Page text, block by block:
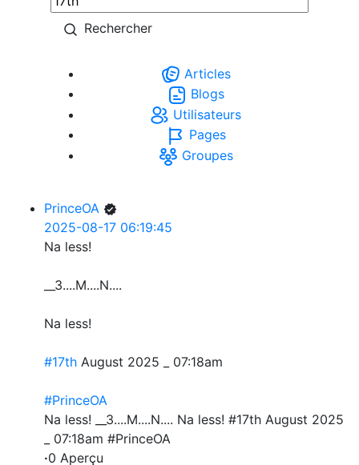
Rechercher
Articles
Blogs
Utilisateurs
Pages
Groupes
PrinceOA
2025-08-17 06:19:45
Na less!
__3....M....N....
Na less!
#17th August 2025 _ 07:18am
#PrinceOA
Na less! __3....M....N.... Na less! #17th August 2025
_ 07:18am #PrinceOA
·0 Aperçu